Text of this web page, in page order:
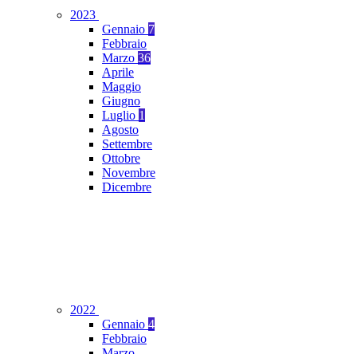
2023
Gennaio 7
Febbraio
Marzo 36
Aprile
Maggio
Giugno
Luglio 1
Agosto
Settembre
Ottobre
Novembre
Dicembre
2022
Gennaio 4
Febbraio